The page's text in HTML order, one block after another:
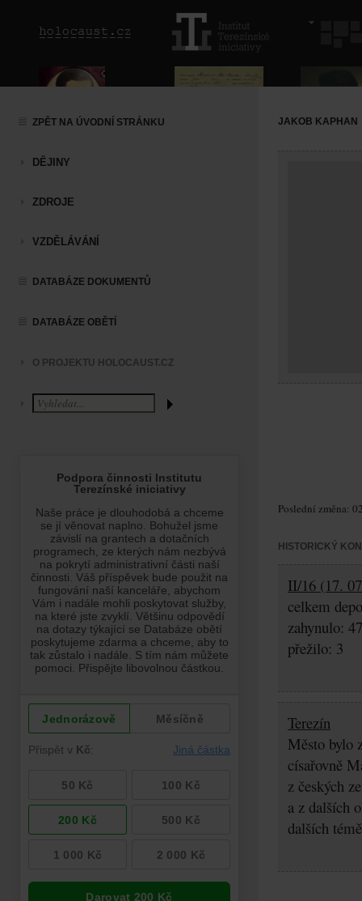
ZPĚT NA ÚVODNÍ STRÁNKU
DĚJINY
ZDROJE
VZDĚLÁVÁNÍ
DATABÁZE DOKUMENTŮ
DATABÁZE OBĚTÍ
O PROJEKTU HOLOCAUST.CZ
JAKOB KAPHAN
Poslední změna:
HISTORICKÝ
II/16 (17.
celkem
zahynulo: 47
přežilo: 3
Terezín
Město bylo
císařovně
z českých
a z dalších
dalších